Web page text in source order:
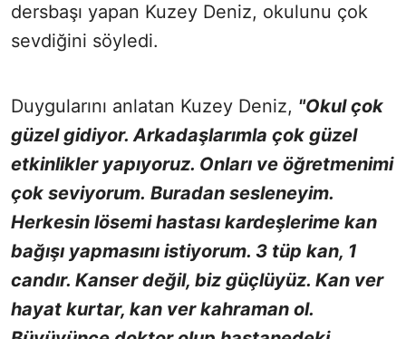
dersbaşı yapan Kuzey Deniz, okulunu çok
sevdiğini söyledi.
Duygularını anlatan Kuzey Deniz, "Okul çok
güzel gidiyor. Arkadaşlarımla çok güzel
etkinlikler yapıyoruz. Onları ve öğretmenimi
çok seviyorum. Buradan sesleneyim.
Herkesin lösemi hastası kardeşlerime kan
bağışı yapmasını istiyorum. 3 tüp kan, 1
candır. Kanser değil, biz güçlüyüz. Kan ver
hayat kurtar, kan ver kahraman ol.